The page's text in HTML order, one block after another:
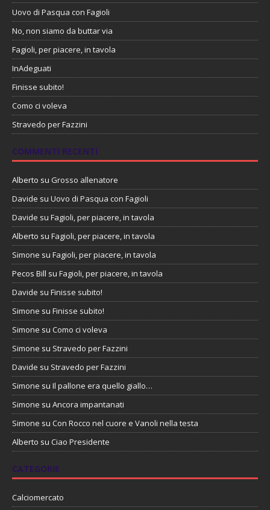
Uovo di Pasqua con Fagioli
No, non siamo da buttar via
Fagioli, per piacere, in tavola
InAdeguati
Finisse subito!
Como ci voleva
Stravedo per Fazzini
COMMENTI RECENTI
Alberto su Grosso allenatore
Davide su Uovo di Pasqua con Fagioli
Davide su Fagioli, per piacere, in tavola
Alberto su Fagioli, per piacere, in tavola
Simone su Fagioli, per piacere, in tavola
Pecos Bill su Fagioli, per piacere, in tavola
Davide su Finisse subito!
Simone su Finisse subito!
Simone su Como ci voleva
Simone su Stravedo per Fazzini
Davide su Stravedo per Fazzini
Simone su Il pallone era quello giallo…
Simone su Ancora impantanati
Simone su Con Rocco nel cuore e Vanoli nella testa
Alberto su Ciao Presidente
CATEGORIE
Calciomercato